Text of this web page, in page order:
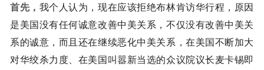
首先， 我个人认为，现在应该拒绝布林肯访华行程，原因
是美国没有任何诚意改善中美关系，不仅没有改善中美关
系的诚意，而且还在继续恶化中美关系，在美国不断加大
对华绞杀力度、在美国叫嚣新当选的众议院议长麦卡锡即